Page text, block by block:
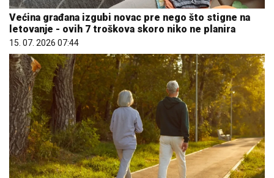
Većina građana izgubi novac pre nego što stigne na
letovanje - ovih 7 troškova skoro niko ne planira
15. 07. 2026 07:44